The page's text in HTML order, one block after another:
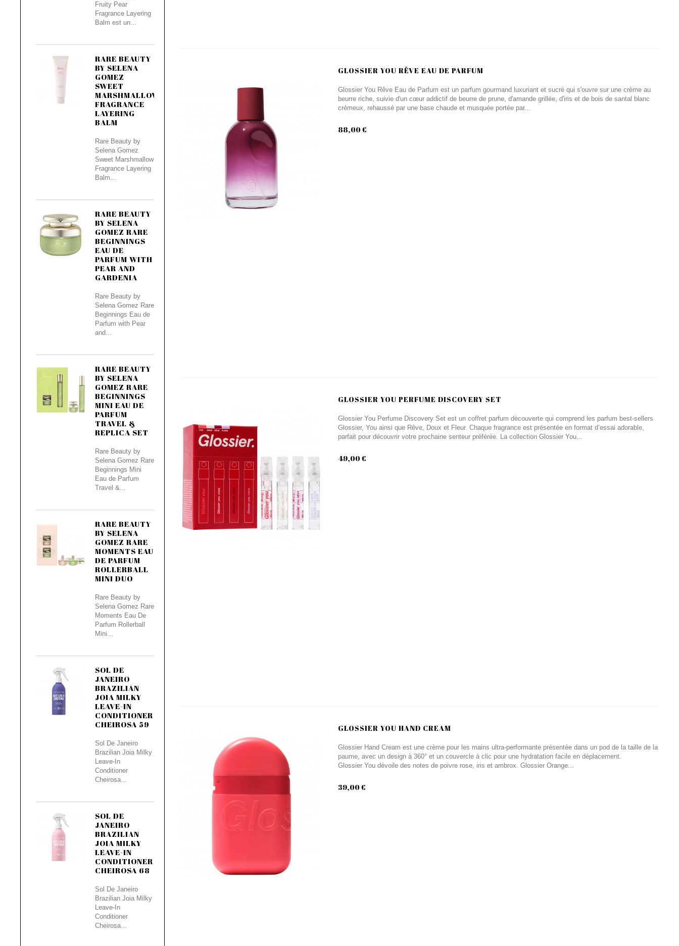
Fruity Pear
Fragrance Layering
Balm est un...
RARE BEAUTY
BY SELENA
GOMEZ
SWEET
MARSHMALLOW
FRAGRANCE
LAYERING
BALM
Rare Beauty by
Selena Gomez
Sweet Marshmallow
Fragrance Layering
Balm...
RARE BEAUTY
BY SELENA
GOMEZ RARE
BEGINNINGS
EAU DE
PARFUM WITH
PEAR AND
GARDENIA
Rare Beauty by
Selena Gomez Rare
Beginnings Eau de
Parfum with Pear
and...
RARE BEAUTY
BY SELENA
GOMEZ RARE
BEGINNINGS
MINI EAU DE
PARFUM
TRAVEL &
REPLICA SET
Rare Beauty by
Selena Gomez Rare
Beginnings Mini
Eau de Parfum
Travel &...
RARE BEAUTY
BY SELENA
GOMEZ RARE
MOMENTS EAU
DE PARFUM
ROLLERBALL
MINI DUO
Rare Beauty by
Selena Gomez Rare
Moments Eau De
Parfum Rollerball
Mini...
SOL DE
JANEIRO
BRAZILIAN
JOIA MILKY
LEAVE-IN
CONDITIONER
CHEIROSA 59
Sol De Janeiro
Brazilian Joia Milky
Leave-In
Conditioner
Cheirosa...
SOL DE
JANEIRO
BRAZILIAN
JOIA MILKY
LEAVE-IN
CONDITIONER
CHEIROSA 68
Sol De Janeiro
Brazilian Joia Milky
Leave-In
Conditioner
Cheirosa...
GLOSSIER YOU RÊVE EAU DE PARFUM
Glossier You Rêve Eau de Parfum est un parfum gourmand luxuriant et sucré qui s'ouvre sur une crème au
beurre riche, suivie d'un cœur addictif de beurre de prune, d'amande grillée, d'iris et de bois de santal blanc
crémeux, rehaussé par une base chaude et musquée portée par...
88,00 €
GLOSSIER YOU PERFUME DISCOVERY SET
Glossier You Perfume Discovery Set est un coffret parfum découverte qui comprend les parfum best-sellers
Glossier, You ainsi que Rêve, Doux et Fleur. Chaque fragrance est présentée en format d’essai adorable,
parfait pour découvrir votre prochaine senteur préférée. La collection Glossier You...
49,00 €
GLOSSIER YOU HAND CREAM
Glossier Hand Cream est une crème pour les mains ultra-performante présentée dans un pod de la taille de la
paume, avec un design à 360° et un couvercle à clic pour une hydratation facile en déplacement.
Glossier You dévoile des notes de poivre rose, iris et ambrox. Glossier Orange...
39,00 €